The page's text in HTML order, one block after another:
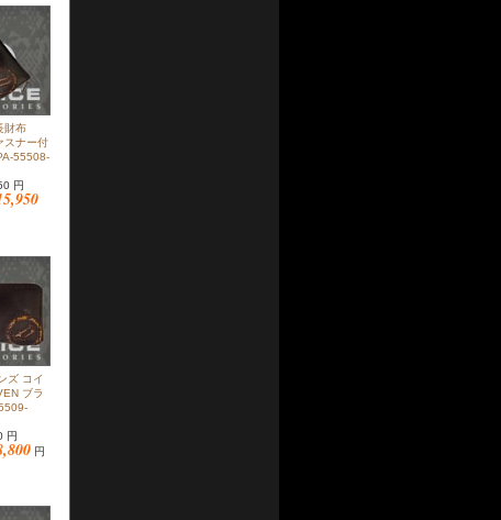
財布
ナー付
55508-
円
ズ コイ
ブラ
円
円